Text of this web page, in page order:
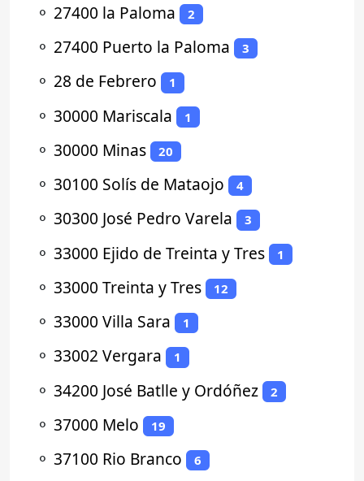
⚬ 27400 la Paloma 2
⚬ 27400 Puerto la Paloma 3
⚬ 28 de Febrero 1
⚬ 30000 Mariscala 1
⚬ 30000 Minas 20
⚬ 30100 Solís de Mataojo 4
⚬ 30300 José Pedro Varela 3
⚬ 33000 Ejido de Treinta y Tres 1
⚬ 33000 Treinta y Tres 12
⚬ 33000 Villa Sara 1
⚬ 33002 Vergara 1
⚬ 34200 José Batlle y Ordóñez 2
⚬ 37000 Melo 19
⚬ 37100 Rio Branco 6